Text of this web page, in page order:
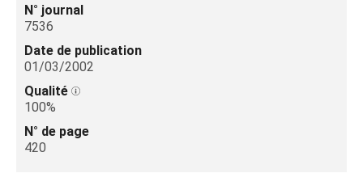
N° journal
7536
Date de publication
01/03/2002
Qualité
100%
N° de page
420